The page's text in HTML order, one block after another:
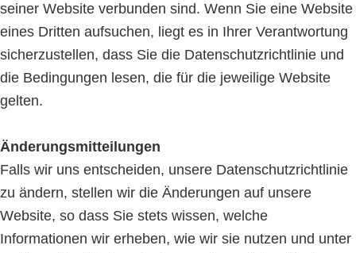
seiner Website verbunden sind. Wenn Sie eine Website
eines Dritten aufsuchen, liegt es in Ihrer Verantwortung
sicherzustellen, dass Sie die Datenschutzrichtlinie und
die Bedingungen lesen, die für die jeweilige Website
gelten.
Änderungsmitteilungen
Falls wir uns entscheiden, unsere Datenschutzrichtlinie
zu ändern, stellen wir die Änderungen auf unsere
Website, so dass Sie stets wissen, welche
Informationen wir erheben, wie wir sie nutzen und unter